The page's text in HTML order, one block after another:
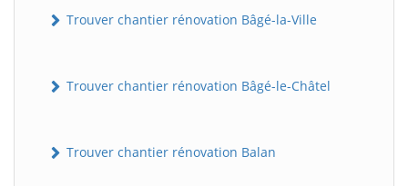
Trouver chantier rénovation Bâgé-la-Ville
Trouver chantier rénovation Bâgé-le-Châtel
Trouver chantier rénovation Balan